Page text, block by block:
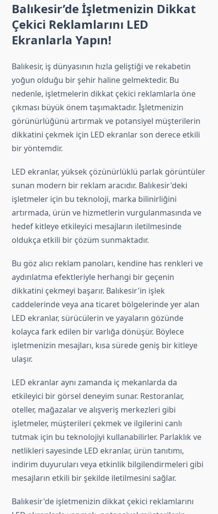
Balıkesir’de İşletmenizin Dikkat
Çekici Reklamlarını LED
Ekranlarla Yapın!
Balıkesir, iş dünyasının hızla geliştiği ve rekabetin
yoğun olduğu bir şehir haline gelmektedir. Bu
nedenle, işletmelerin dikkat çekici reklamlarla öne
çıkması büyük önem taşımaktadır. İşletmenizin
görünürlüğünü artırmak ve potansiyel müşterilerin
dikkatini çekmek için LED ekranlar son derece etkili
bir yöntemdir.
LED ekranlar, yüksek çözünürlüklü parlak görüntüler
sunan modern bir reklam aracıdır. Balıkesir'deki
işletmeler için bu teknoloji, marka bilinirliğini
artırmada, ürün ve hizmetlerin vurgulanmasında ve
hedef kitleye etkileyici mesajların iletilmesinde
oldukça etkili bir çözüm sunmaktadır.
Bu göz alıcı reklam panoları, kendine has renkleri ve
aydınlatma efektleriyle herhangi bir geçenin
dikkatini çekmeyi başarır. Balıkesir'in işlek
caddelerinde veya ana ticaret bölgelerinde yer alan
LED ekranlar, sürücülerin ve yayaların gözünde
kolayca fark edilen bir varlığa dönüşür. Böylece
işletmenizin mesajları, kısa sürede geniş bir kitleye
ulaşır.
LED ekranlar aynı zamanda iç mekanlarda da
etkileyici bir görsel deneyim sunar. Restoranlar,
oteller, mağazalar ve alışveriş merkezleri gibi
işletmeler, müşterileri çekmek ve ilgilerini canlı
tutmak için bu teknolojiyi kullanabilirler. Parlaklık ve
netlikleri sayesinde LED ekranlar, ürün tanıtımı,
indirim duyuruları veya etkinlik bilgilendirmeleri gibi
mesajların etkili bir şekilde iletilmesini sağlar.
Balıkesir'de işletmenizin dikkat çekici reklamlarını